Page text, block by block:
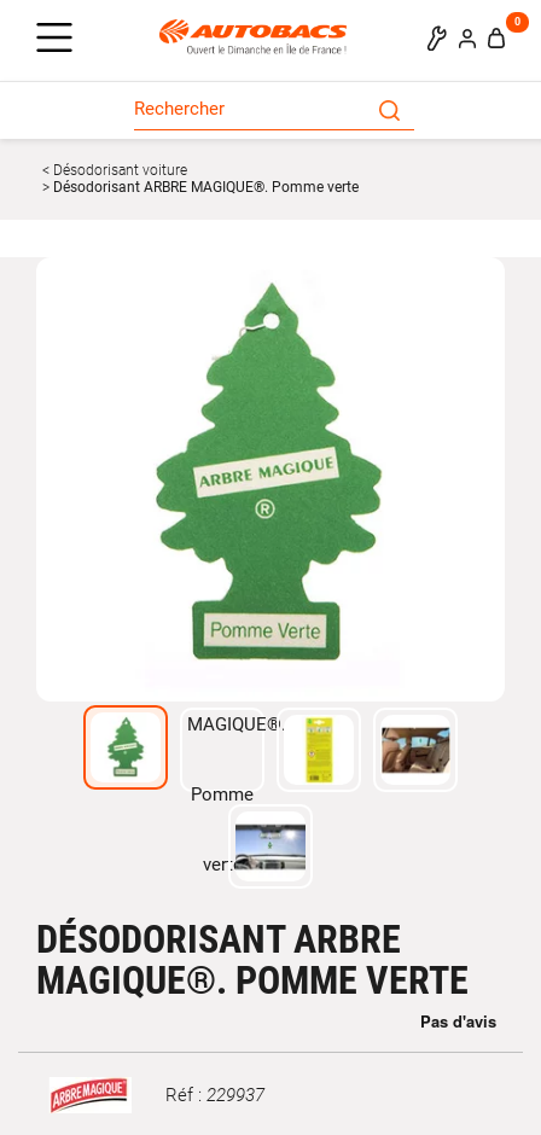
0
Désodorisant voiture
Désodorisant ARBRE MAGIQUE®. Pomme verte
DÉSODORISANT ARBRE
MAGIQUE®. POMME VERTE
Marque Réf : 229937